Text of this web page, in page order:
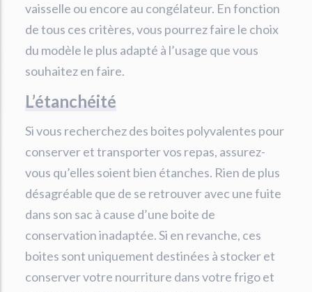
vaisselle ou encore au congélateur. En fonction
de tous ces critères, vous pourrez faire le choix
du modèle le plus adapté à l’usage que vous
souhaitez en faire.
L’étanchéité
Si vous recherchez des boites polyvalentes pour
conserver et transporter vos repas, assurez-
vous qu’elles soient bien étanches. Rien de plus
désagréable que de se retrouver avec une fuite
dans son sac à cause d’une boite de
conservation inadaptée. Si en revanche, ces
boites sont uniquement destinées à stocker et
conserver votre nourriture dans votre frigo et